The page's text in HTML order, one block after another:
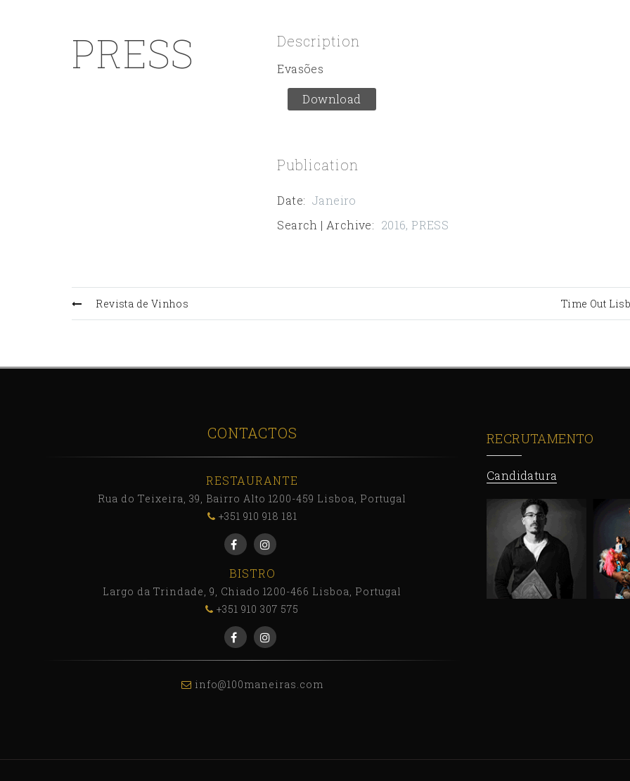
PRESS Description
Evasões
Download
Publication
Date: Janeiro
Search | Archive: 2016, PRESS
Revista de Vinhos Time Out
CONTACTOS
RESTAURANTE
Rua do Teixeira, 39, Bairro Alto 1200-459 Lisboa, Portugal
+351 910 918 181
BISTRO
Largo da Trindade, 9, Chiado 1200-466 Lisboa, Portugal
+351 910 307 575
info@100maneiras.com
RECRUTAMENTO
Candidatura